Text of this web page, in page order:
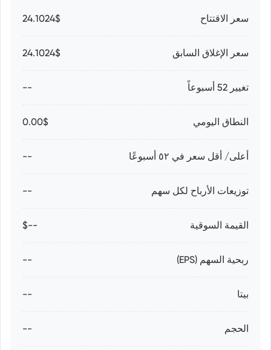
سعر الاقتتاح 24.1024$
سعر الإغلاق السابق 24.1024$
تغيير 52 أسبوعاً --
النطاق اليومي 0.00$
أعلى/ أقل سعر في ٥٢ أسبوعًا --
توزيعات الأرباح لكل سهم --
القيمة السوقية --$
ربحية السهم (EPS) --
بيتا --
الحجم --